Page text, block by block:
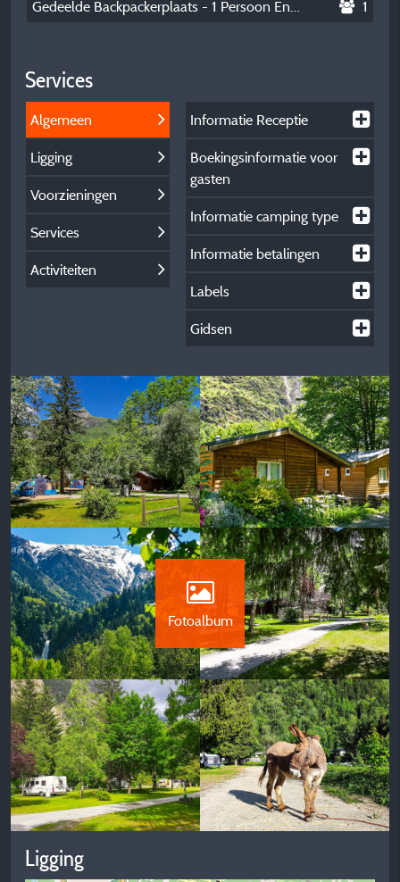
Gedeelde Backpackerplaats - 1 Persoon En 1 Kleine Tent, Geen Auto 1
Services
Algemeen
Ligging
Voorzieningen
Services
Activiteiten
Informatie Receptie
Boekingsinformatie voor
gasten
Informatie camping type
Informatie betalingen
Labels
Gidsen
Fotoalbum
Ligging